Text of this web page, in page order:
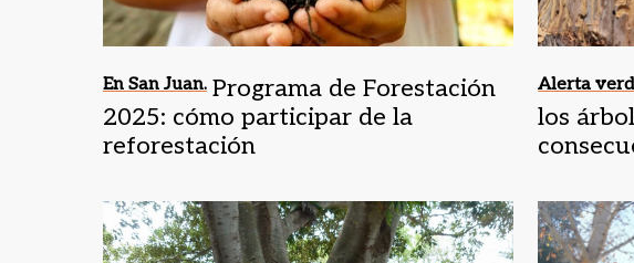
En San Juan. Programa de Forestación
2025: cómo participar de la
reforestación
Alerta
los